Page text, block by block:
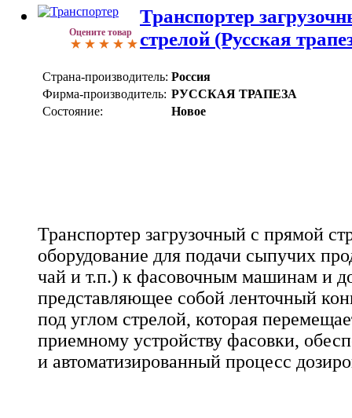
Оцените товар
Транспортер
стрелой (Русская
Страна-производитель: Россия
Фирма-производитель: РУССКАЯ ТРАПЕЗА
Состояние:
Новое
Транспортер загрузочный с прямой
оборудование для подачи сыпучих
чай и т.п.) к фасовочным машинам и
представляющее собой ленточный
под углом стрелой, которая
приемному устройству фасовки,
и автоматизированный процесс